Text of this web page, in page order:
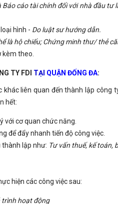
Báo cáo tài chính đối với nhà đầu tư
hình - Do luật sư hướng dẫn.
là hộ chiếu; Chứng minh thư/ thẻ
theo.
TY FDI TẠI QUẬN ĐỐNG ĐA:
liên quan đến thành lập công
hết:
với cơ quan chức năng.
để đẩy nhanh tiến độ công việc.
thành lập như: Tư vấn thuế, kế toán,
hiện các công việc sau:
trình hoạt động